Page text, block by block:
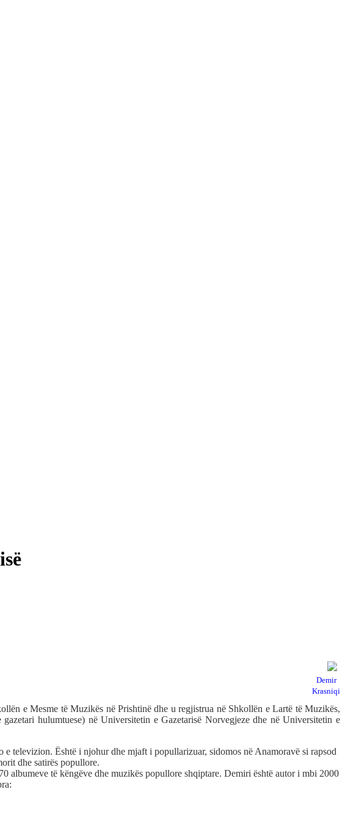
Demir
Krasniqi
e Mesme të Muzikës në Prishtinë dhe u regjistrua në Shkollën e Lartë të Muzikës,
hulumtuese) në Universitetin e Gazetarisë Norvegjeze dhe në Universitetin e
televizion. Është i njohur dhe mjaft i popullarizuar, sidomos në Anamoravë si rapsod
dhe satirës popullore.
albumeve të këngëve dhe muzikës popullore shqiptare. Demiri është autor i mbi 2000